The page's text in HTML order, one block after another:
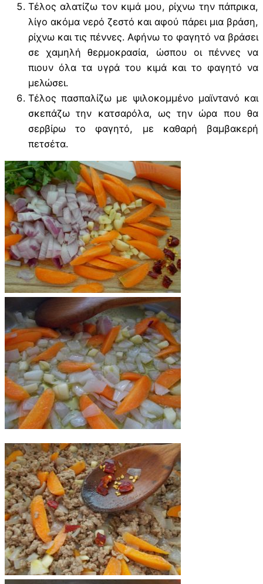
Τέλος αλατίζω τον κιμά μου, ρίχνω την πάπρικα,
λίγο ακόμα νερό ζεστό και αφού πάρει μια βράση,
ρίχνω και τις πέννες. Αφήνω το φαγητό να βράσει
σε χαμηλή θερμοκρασία, ώσπου οι πέννες να
πιουν όλα τα υγρά του κιμά και το φαγητό να
μελώσει.
Τέλος πασπαλίζω με ψιλοκομμένο μαϊντανό και
σκεπάζω την κατσαρόλα, ως την ώρα που θα
σερβίρω το φαγητό, με καθαρή βαμβακερή
πετσέτα.